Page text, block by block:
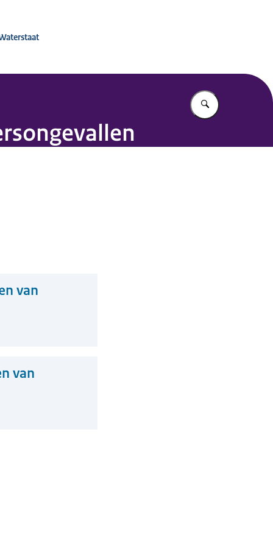
Vul in wat u
van
van